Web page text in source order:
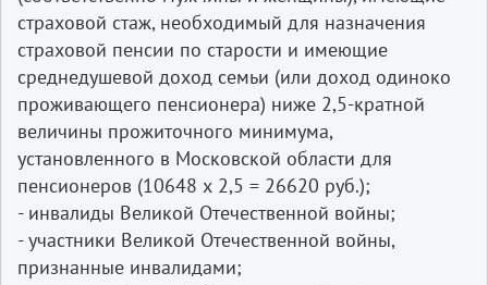
страховой стаж, необходимый для назначения
страховой пенсии по старости и имеющие
среднедушевой доход семьи (или доход одиноко
проживающего пенсионера) ниже 2,5-кратной
величины прожиточного минимума,
установленного в Московской области для
пенсионеров (10648 х 2,5 = 26620 руб.);
- инвалиды Великой Отечественной войны;
- участники Великой Отечественной войны,
признанные инвалидами;